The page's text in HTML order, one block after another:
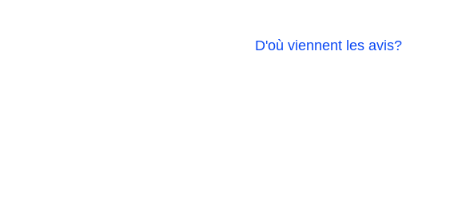
D'où viennent les avis?